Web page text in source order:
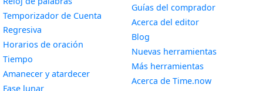
Temporizador de Cuenta
Regresiva
Horarios de oración
Tiempo
Amanecer y atardecerWidget
Fase lunarWidget
Guías del comprador
Acerca del editor
Blog
Nuevas herramientas
Más herramientas
Acerca de Time.now